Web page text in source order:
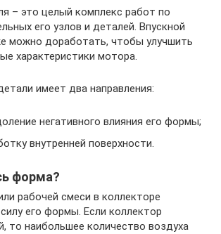
– это целый комплекс работ по
его узлов и деталей. Впускной
можно доработать, чтобы улучшить
характеристики мотора.
имеет два направления:
негативного влияния его формы;
внутренней поверхности.
форма?
рабочей смеси в коллекторе
его формы. Если коллектор
то наибольшее количество воздуха